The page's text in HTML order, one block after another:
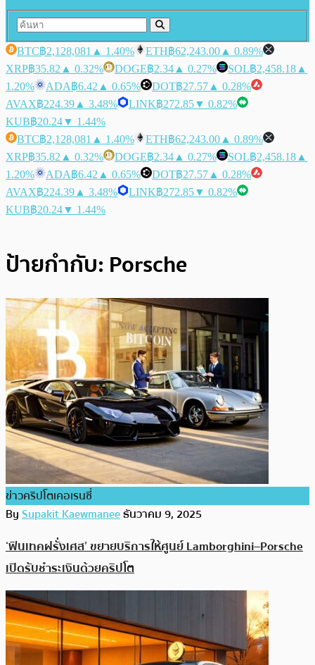
BTC฿2,128,081 ▲ 1.40% ETH฿62,243.00 ▲ 0.89%
XRP฿35.82 ▲ 0.32% DOGE฿2.34 ▲ 0.27% SOL฿2,458.18 ▲
1.20%
ADA฿6.42 ▲ 0.65% DOT฿27.57 ▲ 0.28%
AVAX฿224.39 ▲ 3.48% LINK฿272.85▼ 0.82%
KUB฿20.24▼ 1.44%
BTC฿2,128,081 ▲ 1.40% ETH฿62,243.00 ▲ 0.89%
XRP฿35.82 ▲ 0.32% DOGE฿2.34 ▲ 0.27% SOL฿2,458.18 ▲
1.20%
ADA฿6.42 ▲ 0.65% DOT฿27.57 ▲ 0.28%
AVAX฿224.39 ▲ 3.48% LINK฿272.85▼ 0.82%
KUB฿20.24▼ 1.44%
ป้ายกำกับ: Porsche
ข่าวคริปโตเคอเรนซี่
BySupakit Kaewmaneeธันวาคม 9, 2025
‘ฟินเทคฝรั่งเศส’ ขยายบริการให้ศูนย์ Lamborghini–Porsche
เปิดรับชำระเงินด้วยคริปโต